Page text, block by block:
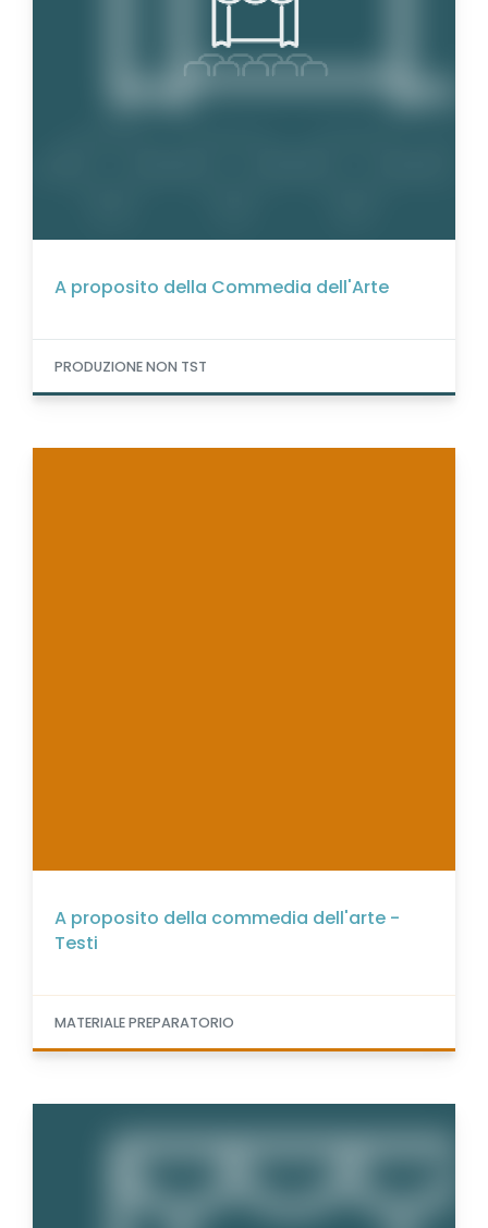
A proposito della Commedia dell'Arte
PRODUZIONE NON TST
A proposito della commedia dell'arte -
Testi
MATERIALE PREPARATORIO